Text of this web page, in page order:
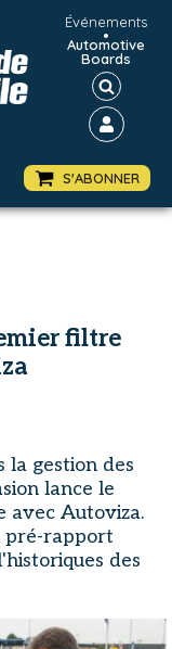
Événements
•
Automotive
Boards
S'ABONNER
filtre
la gestion des
lance le
avec Autoviza.
pré-rapport
des